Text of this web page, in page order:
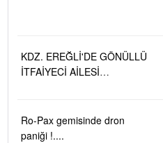
KDZ. EREĞLİ'DE GÖNÜLLÜ
İTFAİYECİ AİLESİ
Ro-Pax gemisinde dron
paniği !....